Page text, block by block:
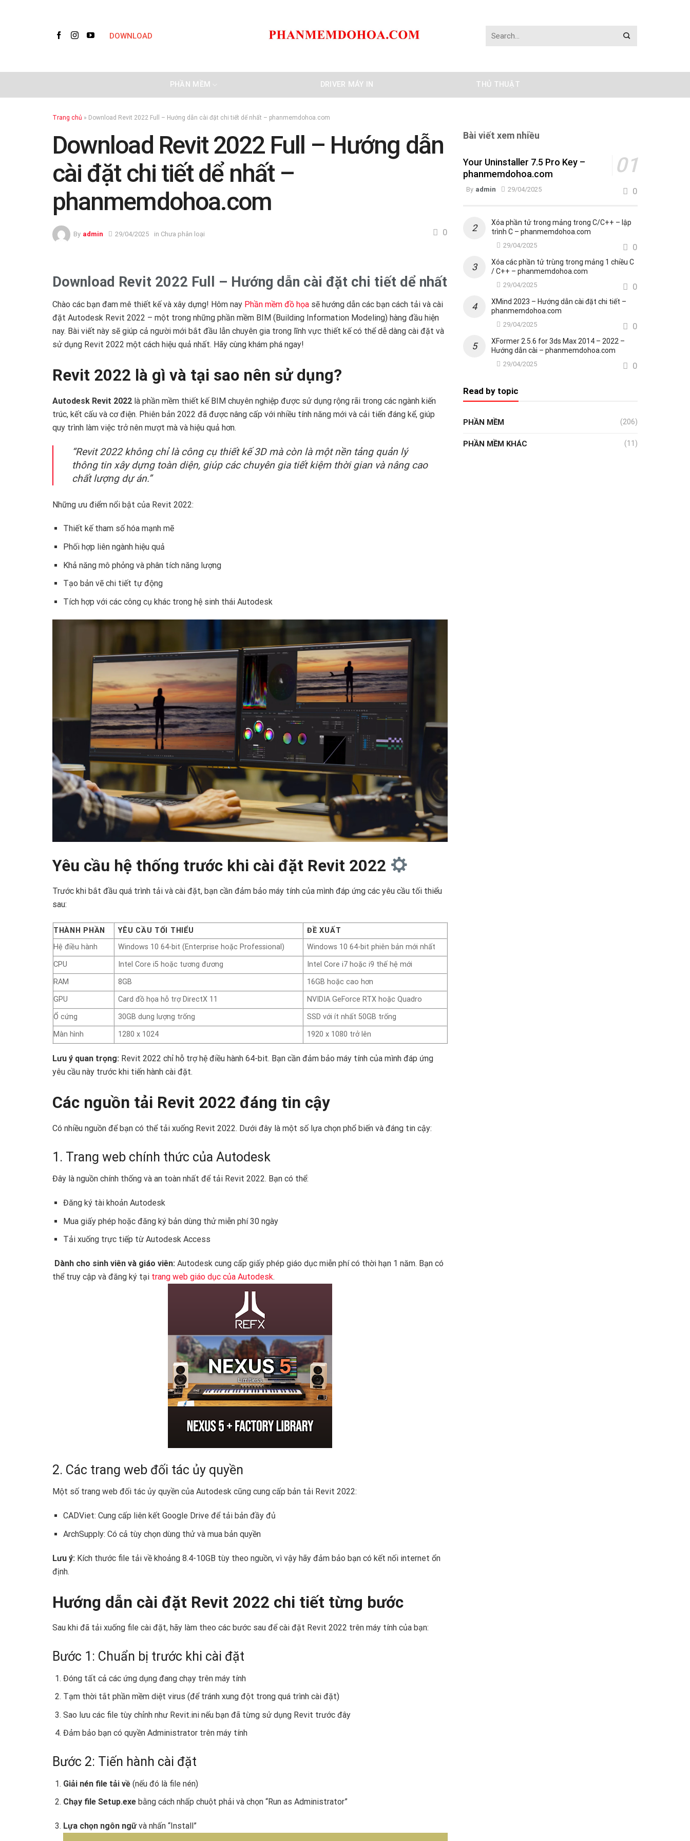
DOWNLOAD
PHẦN MỀM DRIVER MÁY IN THỦ THUẬT
Trang chủ » Download Revit 2022 Full – Hướng dẫn cài đặt chi tiết dể nhất – phanmemdohoa.com
Download Revit 2022 Full – Hướng dẫn
cài đặt chi tiết dể nhất –
phanmemdohoa.com
By admin 29/04/2025 in Chưa phân loại 0
Download Revit 2022 Full – Hướng dẫn cài đặt chi tiết dể nhất
Chào các bạn đam mê thiết kế và xây dựng! Hôm nay Phần mềm đồ họa sẽ hướng dẫn các bạn cách tải và cài
đặt Autodesk Revit 2022 – một trong những phần mềm BIM (Building Information Modeling) hàng đầu hiện
nay. Bài viết này sẽ giúp cả người mới bắt đầu lẫn chuyên gia trong lĩnh vực thiết kế có thể dễ dàng cài đặt và
sử dụng Revit 2022 một cách hiệu quả nhất. Hãy cùng khám phá ngay!
Revit 2022 là gì và tại sao nên sử dụng?
Autodesk Revit 2022 là phần mềm thiết kế BIM chuyên nghiệp được sử dụng rộng rãi trong các ngành kiến
trúc, kết cấu và cơ điện. Phiên bản 2022 đã được nâng cấp với nhiều tính năng mới và cải tiến đáng kể, giúp
quy trình làm việc trở nên mượt mà và hiệu quả hơn.
“Revit 2022 không chỉ là công cụ thiết kế 3D mà còn là một nền tảng quản lý
thông tin xây dựng toàn diện, giúp các chuyên gia tiết kiệm thời gian và nâng cao
chất lượng dự án.”
Những ưu điểm nổi bật của Revit 2022:
Thiết kế tham số hóa mạnh mẽ
Phối hợp liên ngành hiệu quả
Khả năng mô phỏng và phân tích năng lượng
Tạo bản vẽ chi tiết tự động
Tích hợp với các công cụ khác trong hệ sinh thái Autodesk
Yêu cầu hệ thống trước khi cài đặt Revit 2022
Trước khi bắt đầu quá trình tải và cài đặt, bạn cần đảm bảo máy tính của mình đáp ứng các yêu cầu tối thiểu
sau:
THÀNH PHẦN YÊU CẦU TỐI THIỂU
ĐỀ XUẤT
Hệ điều hành
Windows 10 64-bit (Enterprise hoặc Professional)
Windows 10 64-bit phiên bản mới nhất
CPU
Intel Core i5 hoặc tương đương
Intel Core i7 hoặc i9 thế hệ mới
RAM
8GB
16GB hoặc cao hơn
GPU
Card đồ họa hỗ trợ DirectX 11
NVIDIA GeForce RTX hoặc Quadro
Ổ cứng
30GB dung lượng trống
SSD với ít nhất 50GB trống
Màn hình
1280 x 1024 1920 x 1080 trở lên
Lưu ý quan trọng: Revit 2022 chỉ hỗ trợ hệ điều hành 64-bit. Bạn cần đảm bảo máy tính của mình đáp ứng
yêu cầu này trước khi tiến hành cài đặt.
Các nguồn tải Revit 2022 đáng tin cậy
Có nhiều nguồn để bạn có thể tải xuống Revit 2022. Dưới đây là một số lựa chọn phổ biến và đáng tin cậy:
1. Trang web chính thức của Autodesk
Đây là nguồn chính thống và an toàn nhất để tải Revit 2022. Bạn có thể:
Đăng ký tài khoản Autodesk
Mua giấy phép hoặc đăng ký bản dùng thử miễn phí 30 ngày
Tải xuống trực tiếp từ Autodesk Access
Dành cho sinh viên và giáo viên: Autodesk cung cấp giấy phép giáo dục miễn phí có thời hạn 1 năm. Bạn có
thể truy cập và đăng ký tại trang web giáo dục của Autodesk.
2. Các trang web đối tác ủy quyền
Một số trang web đối tác ủy quyền của Autodesk cũng cung cấp bản tải Revit 2022:
CADViet: Cung cấp liên kết Google Drive để tải bản đầy đủ
ArchSupply: Có cả tùy chọn dùng thử và mua bản quyền
Lưu ý: Kích thước file tải về khoảng 8.4-10GB tùy theo nguồn, vì vậy hãy đảm bảo bạn có kết nối internet ổn
định.
Hướng dẫn cài đặt Revit 2022 chi tiết từng bước
Sau khi đã tải xuống file cài đặt, hãy làm theo các bước sau để cài đặt Revit 2022 trên máy tính của bạn:
Bước 1: Chuẩn bị trước khi cài đặt
Đóng tất cả các ứng dụng đang chạy trên máy tính
Tạm thời tắt phần mềm diệt virus (để tránh xung đột trong quá trình cài đặt)
Sao lưu các file tùy chỉnh như Revit.ini nếu bạn đã từng sử dụng Revit trước đây
Đảm bảo bạn có quyền Administrator trên máy tính
Bước 2: Tiến hành cài đặt
Giải nén file tải về(nếu đó là file nén)
Chạy file Setup.exebằng cách nhấp chuột phải và chọn “Run as Administrator”
Lựa chọn ngôn ngữvà nhấn “Install”
Bài viết xem nhiều
Your Uninstaller 7.5 Pro Key –
phanmemdohoa.com
By admin 29/04/2025 0
Xóa phần tử trong mảng trong C/C++ – lập
trình C – phanmemdohoa.com
29/04/2025 0
Xóa các phần tử trùng trong mảng 1 chiều C
/ C++ – phanmemdohoa.com
29/04/2025 0
XMind 2023 – Hướng dẫn cài đặt chi tiết –
phanmemdohoa.com
29/04/2025 0
XFormer 2.5.6 for 3ds Max 2014 – 2022 –
Hướng dẫn cài – phanmemdohoa.com
29/04/2025 0
Read by topic
PHẦN MỀM (206)
PHẦN MỀM KHÁC (11)